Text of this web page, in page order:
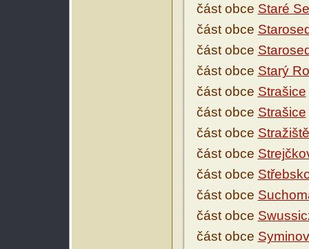
část obce Staré
část obce
část obce
část obce Starý
část obce Strašice
část obce Strašice
část obce Stražiště
část obce
část obce
část obce
část obce
část obce